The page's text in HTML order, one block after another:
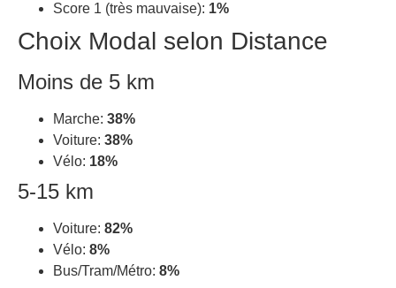
Score 1 (très mauvaise): 1%
Choix Modal selon Distance
Moins de 5 km
Marche: 38%
Voiture: 38%
Vélo: 18%
5-15 km
Voiture: 82%
Vélo: 8%
Bus/Tram/Métro: 8%